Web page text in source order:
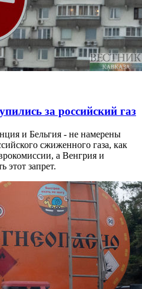
за российский газ
и Бельгия - не намерены
сжиженного газа, как
а Венгрия и
этот запрет.